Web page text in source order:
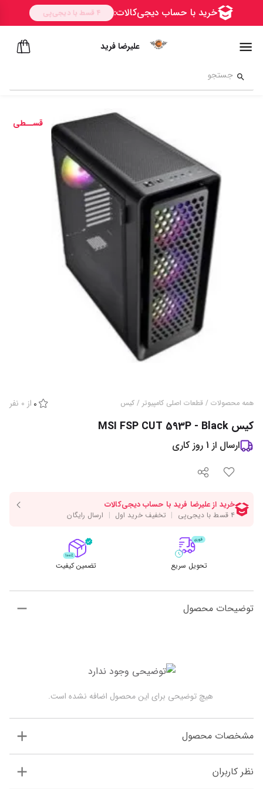
علیرضا فرید
همه محصولات / قطعات اصلی کامپیوتر / کیس 0 از 0 نفر
کیس MSI FSP CUT 593P - Black
ارسال از 1 روز کاری
تحویل سریع تضمین کیفیت
توضیحات محصول
هیچ توضیحی برای این محصول اضافه نشده است.
مشخصات محصول
نظر کاربران